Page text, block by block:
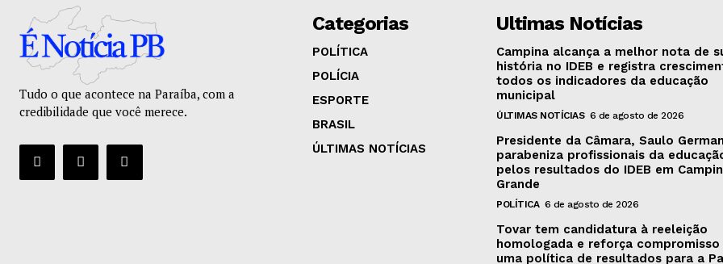
Tudo o que acontece na Paraíba, com a
credibilidade que você merece.
Categorias
POLÍTICA
POLÍCIA
ESPORTE
BRASIL
ÚLTIMAS NOTÍCIAS
Ultimas Notícias
Campina alcança a melhor nota de
história no IDEB e registra
todos os indicadores da educação
municipal
ÚLTIMAS NOTÍCIAS 6 de agosto de 2026
Presidente da Câmara, Saulo
parabeniza profissionais da
pelos resultados do IDEB em
Grande
POLÍTICA 6 de agosto de 2026
Tovar tem candidatura à reeleição
homologada e reforça compromisso
uma política de resultados para a